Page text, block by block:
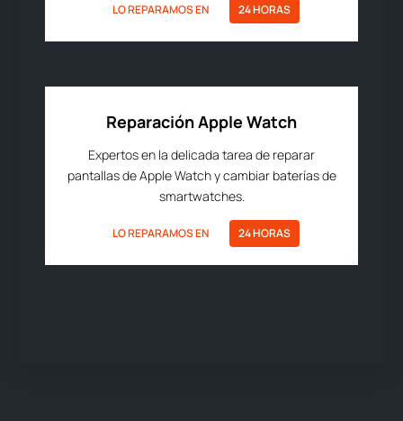
LO REPARAMOS EN 24 HORAS
Reparación Apple Watch
Expertos en la delicada tarea de reparar
pantallas de Apple Watch y cambiar baterías de
smartwatches.
LO REPARAMOS EN 24 HORAS